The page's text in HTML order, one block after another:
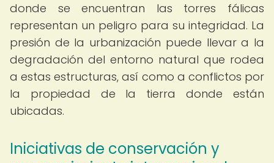
donde se encuentran las torres fálicas
representan un peligro para su integridad. La
presión de la urbanización puede llevar a la
degradación del entorno natural que rodea
a estas estructuras, así como a conflictos por
la propiedad de la tierra donde están
ubicadas.
Iniciativas de conservación y